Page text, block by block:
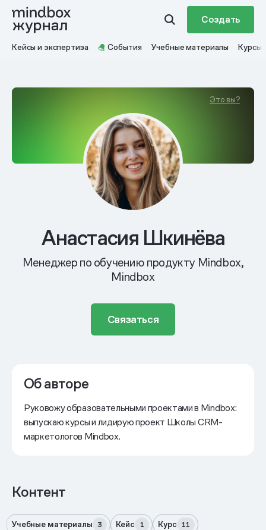
Создать
Кейсы и экспертиза События Учебные материалы Курсы
Это вы?
Анастасия Шкинёва
Менеджер по обучению продукту Mindbox,
Mindbox
Связаться
Об авторе
Руковожу образовательными проектами в Mindbox:
выпускаю курсы и лидирую проект Школы CRM-
маркетологов Mindbox.
Контент
Учебные материалы 3 Кейс 1 Курс 11